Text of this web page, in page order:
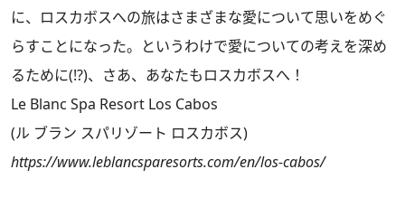
に、ロスカボスへの旅はさまざまな愛について思いをめぐ
らすことになった。というわけで愛についての考えを深め
るために(!?)、さあ、あなたもロスカボスへ！
Le Blanc Spa Resort Los Cabos
(ル ブラン スパリゾート ロスカボス)
https://www.leblancsparesorts.com/en/los-cabos/